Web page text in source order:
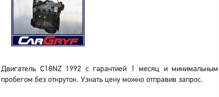
Двигатель C18NZ 1992 с гарантией 1 месяц и минимальным
пробегом без откруток. Узнать цену можно отправив запрос.